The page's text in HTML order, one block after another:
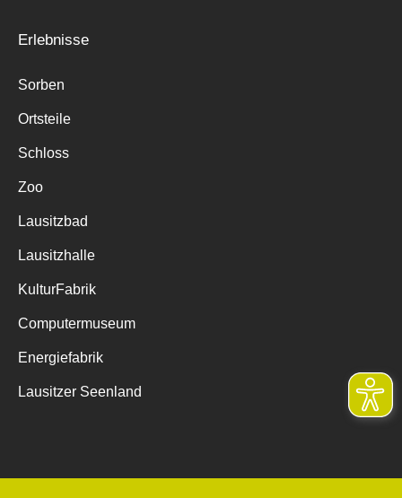
Erlebnisse
Sorben
Ortsteile
Schloss
Zoo
Lausitzbad
Lausitzhalle
KulturFabrik
Computermuseum
Energiefabrik
Lausitzer Seenland